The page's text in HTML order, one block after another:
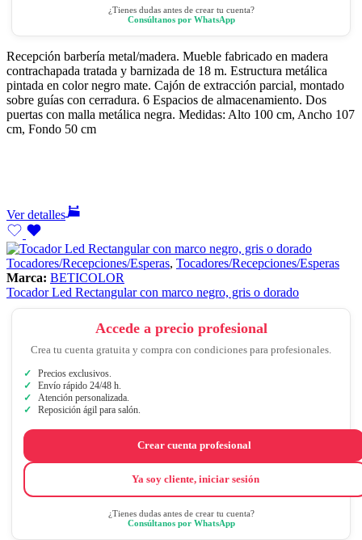
¿Tienes dudas antes de crear tu cuenta?
Consúltanos por WhatsApp
Recepción barbería metal/madera. Mueble fabricado en madera
contrachapada tratada y barnizada de 18 m. Estructura metálica
pintada en color negro mate. Cajón de extracción parcial, montado
sobre guías con cerradura. 6 Espacios de almacenamiento. Dos
puertas con malla metálica negra. Medidas: Alto 100 cm, Ancho 107
cm, Fondo 50 cm
Ver detalles
Tocadores/Recepciones/Esperas, Tocadores/Recepciones/Esperas
Marca: BETICOLOR
Tocador Led Rectangular con marco negro, gris o dorado
Accede a precio profesional
Crea tu cuenta gratuita y compra con condiciones para profesionales.
Precios exclusivos.
Envío rápido 24/48 h.
Atención personalizada.
Reposición ágil para salón.
Crear cuenta profesional
Ya soy cliente, iniciar sesión
¿Tienes dudas antes de crear tu cuenta?
Consúltanos por WhatsApp